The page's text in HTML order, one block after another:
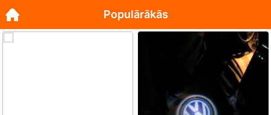
Populārākās